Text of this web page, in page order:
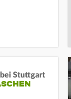
Stuttgart